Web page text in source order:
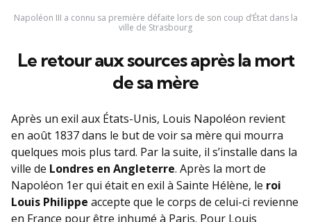
Napoléon III a connu sa première défaite lors de son coup d’État dans la
ville de Strasbourg
Le retour aux sources après la mort
de sa mère
Après un exil aux États-Unis, Louis Napoléon revient
en août 1837 dans le but de voir sa mère qui mourra
quelques mois plus tard. Par la suite, il s’installe dans la
ville de Londres en Angleterre. Après la mort de
Napoléon 1er qui était en exil à Sainte Hélène, le roi
Louis Philippe accepte que le corps de celui-ci revienne
en France pour être inhumé à Paris. Pour Louis